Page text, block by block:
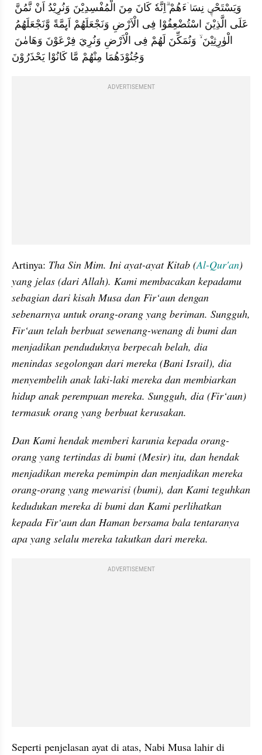
وَجُنُوْدَهُمَا مِنْهُمْ مَّا كَانُوْا يَحْذَرُوْنَ
ADVERTISEMENT
Artinya: Tha Sin Mim. Ini ayat-ayat Kitab (Al-Qur'an)
yang jelas (dari Allah). Kami membacakan kepadamu
sebagian dari kisah Musa dan Fir‘aun dengan
sebenarnya untuk orang-orang yang beriman. Sungguh,
Fir‘aun telah berbuat sewenang-wenang di bumi dan
menjadikan penduduknya berpecah belah, dia
menindas segolongan dari mereka (Bani Israil), dia
menyembelih anak laki-laki mereka dan membiarkan
hidup anak perempuan mereka. Sungguh, dia (Fir‘aun)
termasuk orang yang berbuat kerusakan.
Dan Kami hendak memberi karunia kepada orang-
orang yang tertindas di bumi (Mesir) itu, dan hendak
menjadikan mereka pemimpin dan menjadikan mereka
orang-orang yang mewarisi (bumi), dan Kami teguhkan
kedudukan mereka di bumi dan Kami perlihatkan
kepada Fir‘aun dan Haman bersama bala tentaranya
apa yang selalu mereka takutkan dari mereka.
ADVERTISEMENT
Seperti penjelasan ayat di atas, Nabi Musa lahir di